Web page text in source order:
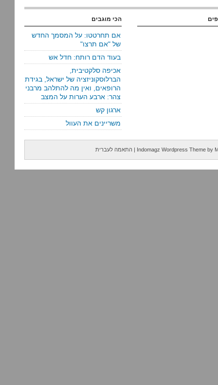
הכי מוגבים
אם תחרטטו: על המסמך החדש
של "אם תרצו"
בעוד הדם רותח: חדל אש
אכיפה סלקטיבית,
הברלוסקוניזציה של ישראל, בגידת
הרופאים, ואין מה להתלהב מרבני
צהר: ארבע הערות על המצב
ארגון קש
משריינים את העוול
Indomagz Wordpress Theme by
| התאמה לעברית